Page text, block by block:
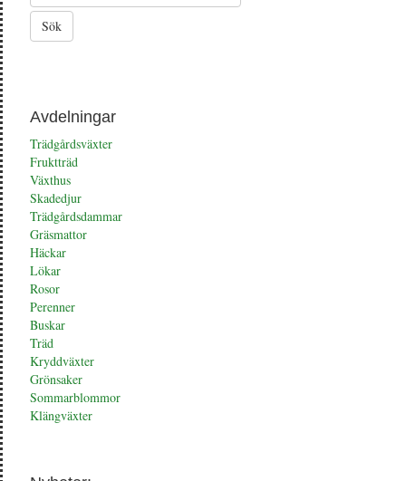
Avdelningar
Trädgårdsväxter
Fruktträd
Växthus
Skadedjur
Trädgårdsdammar
Gräsmattor
Häckar
Lökar
Rosor
Perenner
Buskar
Träd
Kryddväxter
Grönsaker
Sommarblommor
Klängväxter